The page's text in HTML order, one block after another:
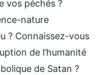
vos péchés ?
nature
? Connaissez-vous
de l’humanité
de Satan ?